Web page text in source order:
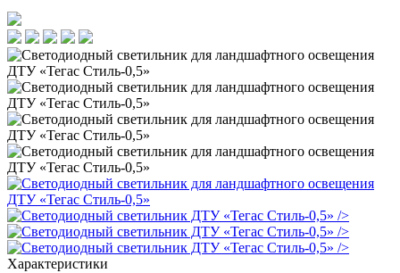
/>
/>
/>
Характеристики